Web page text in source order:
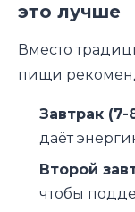
это лучше
Вместо
пищи
Завтрак (7-
даёт
Второй
чтобы